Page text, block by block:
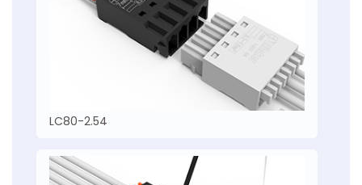
LC80-2.54